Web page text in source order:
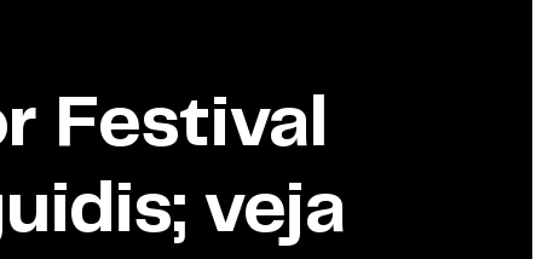
Festival
veja